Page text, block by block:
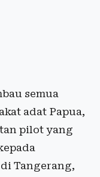
semua
adat Papua,
pilot yang
Tangerang,